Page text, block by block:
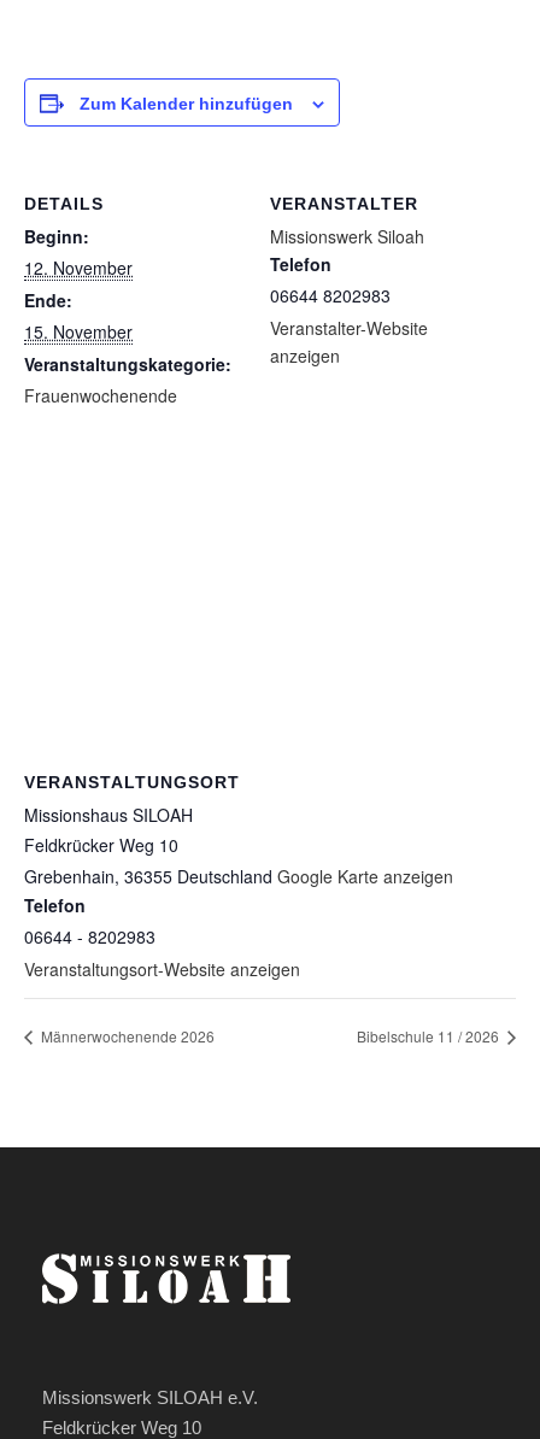
Zum Kalender hinzufügen
DETAILS
Beginn:
12. November
Ende:
15. November
Veranstaltungskategorie:
Frauenwochenende
VERANSTALTER
Missionswerk Siloah
Telefon
06644 8202983
Veranstalter-Website
anzeigen
VERANSTALTUNGSORT
Missionshaus SILOAH
Feldkrücker Weg 10
Grebenhain, 36355 Deutschland Google Karte anzeigen
Telefon
06644 - 8202983
Veranstaltungsort-Website anzeigen
Männerwochenende 2026 Bibelschule 11 / 2026
Missionswerk SILOAH e.V.
Feldkrücker Weg 10